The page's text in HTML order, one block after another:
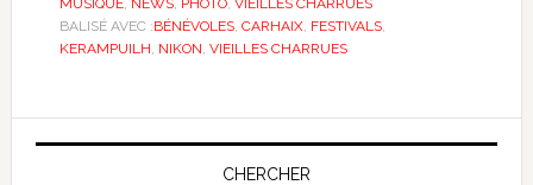
BALISÉ AVEC :BÉNÉVOLES, CARHAIX, FESTIVALS,
KERAMPUILH NIKON VIEILLES CHARRUES
CHERCHER